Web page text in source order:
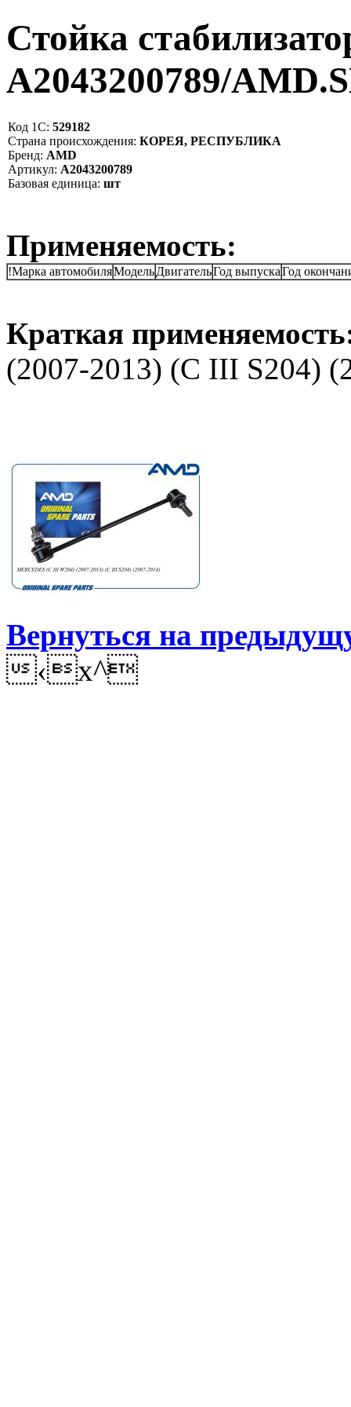
Стойка
A2043200789/
Код 1С: 529182
Страна происхождения: КОРЕЯ, РЕСПУБЛИКА
Бренд: AMD
Артикул: A2043200789
Базовая единица: шт
Применяемость:
!Марка автомобиляМодельДвигательГод выпускаГод
Краткая
(2007-2013) (C III S204)
Вернуться на
‹x^